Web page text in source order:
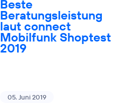
Beste
Beratungsleistung
laut connect
Mobilfunk Shoptest
2019
05. Juni 2019